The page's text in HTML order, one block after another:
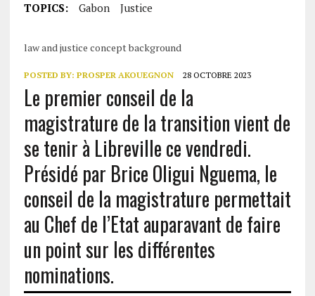
TOPICS: Gabon Justice
law and justice concept background
POSTED BY: PROSPER AKOUEGNON 28 OCTOBRE 2023
Le premier conseil de la
magistrature de la transition vient de
se tenir à Libreville ce vendredi.
Présidé par Brice Oligui Nguema, le
conseil de la magistrature permettait
au Chef de l’Etat auparavant de faire
un point sur les différentes
nominations.